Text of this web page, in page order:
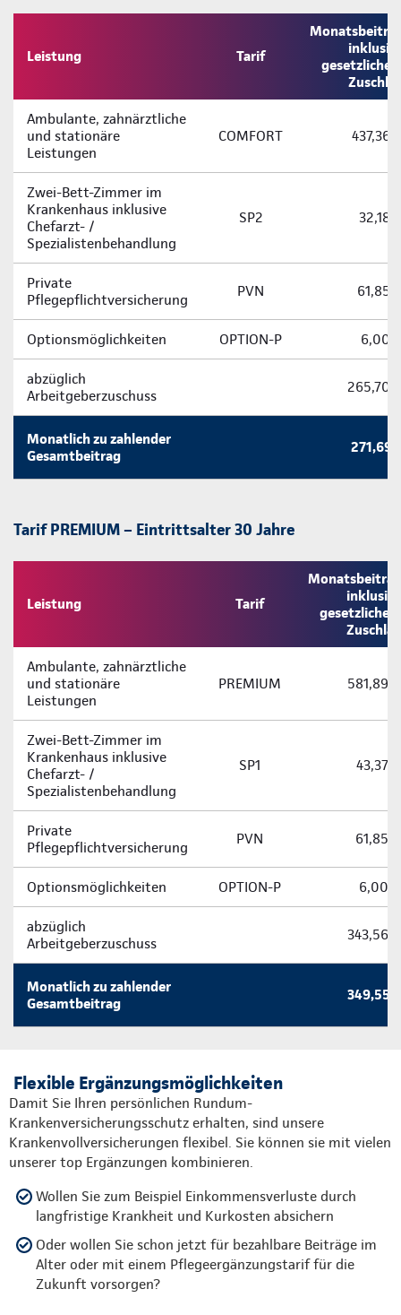
Leistung Tarif
Ambulante, zahnärztliche
und stationäre
Leistungen
COMFORT 437,36
Zwei-­Bett-­Zimmer im
Krankenhaus inklusive
Chefarzt- /
Spezialistenbehandlung
SP2 32,18
Private
Pflegepflichtversicherung
PVN 61,85
Optionsmöglichkeiten OPTION-P 6,00
abzüglich
Arbeitgeberzuschuss
265,70
Monatlich zu zahlender
Gesamtbeitrag
271,69
Tarif PREMIUM – Eintrittsalter 30 Jahre
Leistung Tarif
Monatsbeitrag
inklusive
gesetzlichem
Zuschlag
Ambulante, zahnärztliche
und stationäre
Leistungen
PREMIUM 581,89 €
Zwei-­Bett-­Zimmer im
Krankenhaus inklusive
Chefarzt- /
Spezialistenbehandlung
SP1 43,37 €
Private
Pflegepflichtversicherung
PVN 61,85 €
Optionsmöglichkeiten OPTION-P 6,00 €
abzüglich
Arbeitgeberzuschuss
343,56 €
Monatlich zu zahlender
Gesamtbeitrag
349,55 €
Flexible Ergänzungsmöglichkeiten
Damit Sie Ihren persönlichen Rundum-
Krankenversicherungsschutz erhalten, sind unsere
Krankenvollversicherungen flexibel. Sie können sie mit vielen
unserer top Ergänzungen kombinieren.
Wollen Sie zum Beispiel Einkommensverluste durch
langfristige Krankheit und Kurkosten absichern
Oder wollen Sie schon jetzt für bezahlbare Beiträge im
Alter oder mit einem Pflegeergänzungstarif für die
Zukunft vorsorgen?